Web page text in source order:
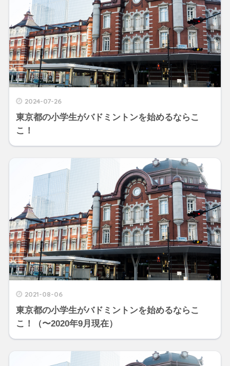
2024-07-26
東京都の小学生がバドミントンを始めるならこ
こ！
2021-08-06
東京都の小学生がバドミントンを始めるならこ
こ！（〜2020年9月現在）